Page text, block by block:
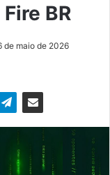
BR
de maio de 2026